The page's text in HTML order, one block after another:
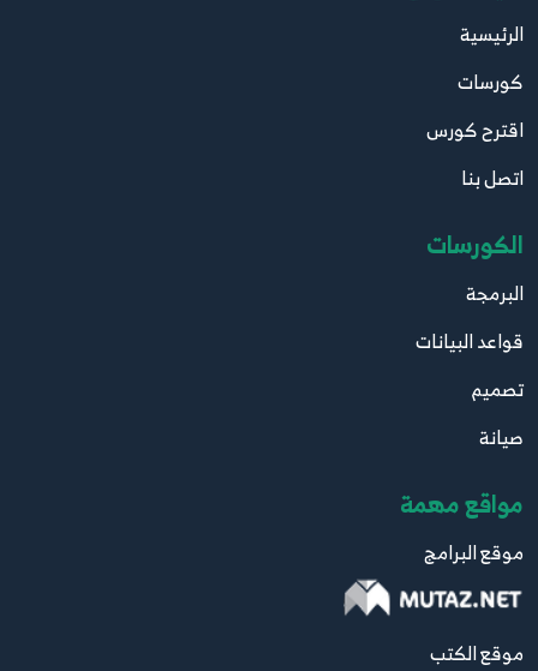
الرئيسية
كورسات
اقترح كورس
اتصل بنا
الكورسات
البرمجة
قواعد البيانات
تصميم
صيانة
مواقع مهمة
موقع البرامج
موقع الكتب